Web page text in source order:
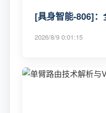
[具身智能-806]
2026/8/9 0:01:15